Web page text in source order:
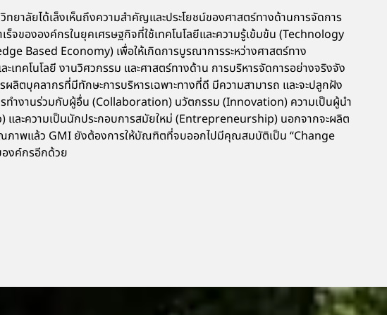
ทยาลัยได้เล็งเห็นถึงความสำคัญและประโยชน์ของศาสตร์ทางด้านการจัดการ
ร็จขององค์กรในยุคเศรษฐกิจที่ใช้เทคโนโลยีและความรู้เข้มข้น (Technology
Based Economy) เพื่อให้เกิดการบูรณาการระหว่างศาสตร์ทาง
ะเทคโนโลยี งานวิศวกรรม และศาสตร์ทางด้าน การบริหารจัดการอย่างจริงจัง
ผลิตบุคลากรที่มีทักษะการบริหารเฉพาะทางที่ดี มีความสามารถ และจะปลูกฝัง
ทำงานร่วมกับผู้อื่น (Collaboration) นวัตกรรม (Innovation) ความเป็นผู้นำ
และความเป็นนักประกอบการสมัยใหม่ (Entrepreneurship) นอกจากจะผลิต
ภาพแล้ว GMI ยังต้องการให้บัณฑิตที่จบออกไปมีคุณสมบัติเป็น “Change
งค์กรอีกด้วย